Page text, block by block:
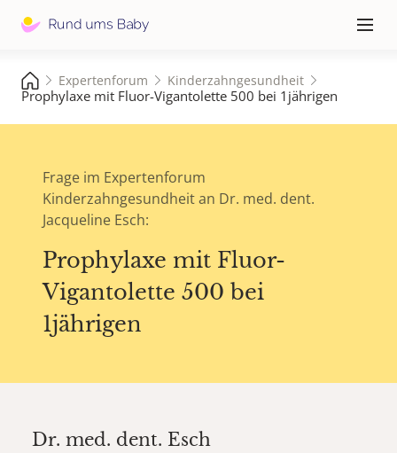
≡
Expertenforum Kinderzahngesundheit
Prophylaxe mit Fluor-Vigantolette 500 bei 1jährigen
Frage im Expertenforum
Kinderzahngesundheit an Dr. med. dent.
Jacqueline Esch:
Prophylaxe mit Fluor-
Vigantolette 500 bei
1jährigen
Dr. med. dent. Esch